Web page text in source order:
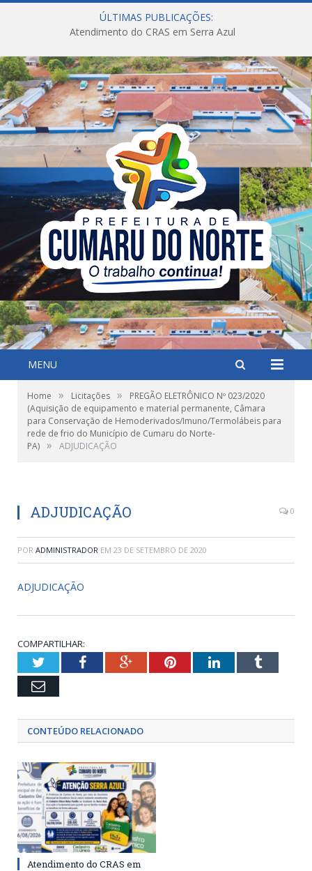
ÚLTIMAS PUBLICAÇÕES:
Atendimento do CRAS em Serra Azul
MENU
Home » Licitações »
PREGÃO ELETRÔNICO Nº 023/2020
(Aquisição de equipamento e material permanente, Câmara
para Conservação de Hemoderivados/Imuno/Termolábeis para
rede de frio do Município de Cumaru do Norte-
PA) » ADJUDICAÇÃO
ADJUDICAÇÃO 0
POR ADMINISTRADOR EM 23 DE SETEMBRO DE 2020
ADJUDICAÇÃO
COMPARTILHAR:
TwitterFacebookGoogle+PinterestLinkedInTumblr
Email
CONTEÚDO RELACIONADO
Atendimento do CRAS em